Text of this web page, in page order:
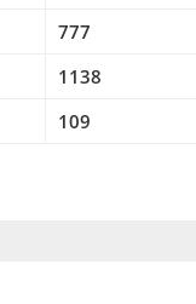
777
1138
109